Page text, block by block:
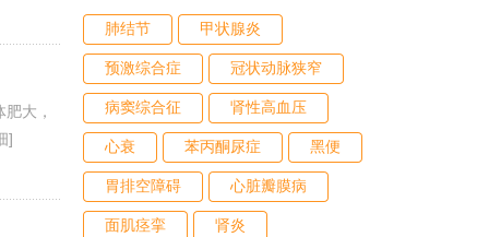
大，
]
肺结节 甲状腺炎
预激综合症 冠状动脉狭窄
病窦综合征 肾性高血压
心衰 苯丙酮尿症 黑便
胃排空障碍 心脏瓣膜病
面肌痉挛 肾炎